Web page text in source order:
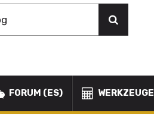
FORUM (ES) WERKZEUGE